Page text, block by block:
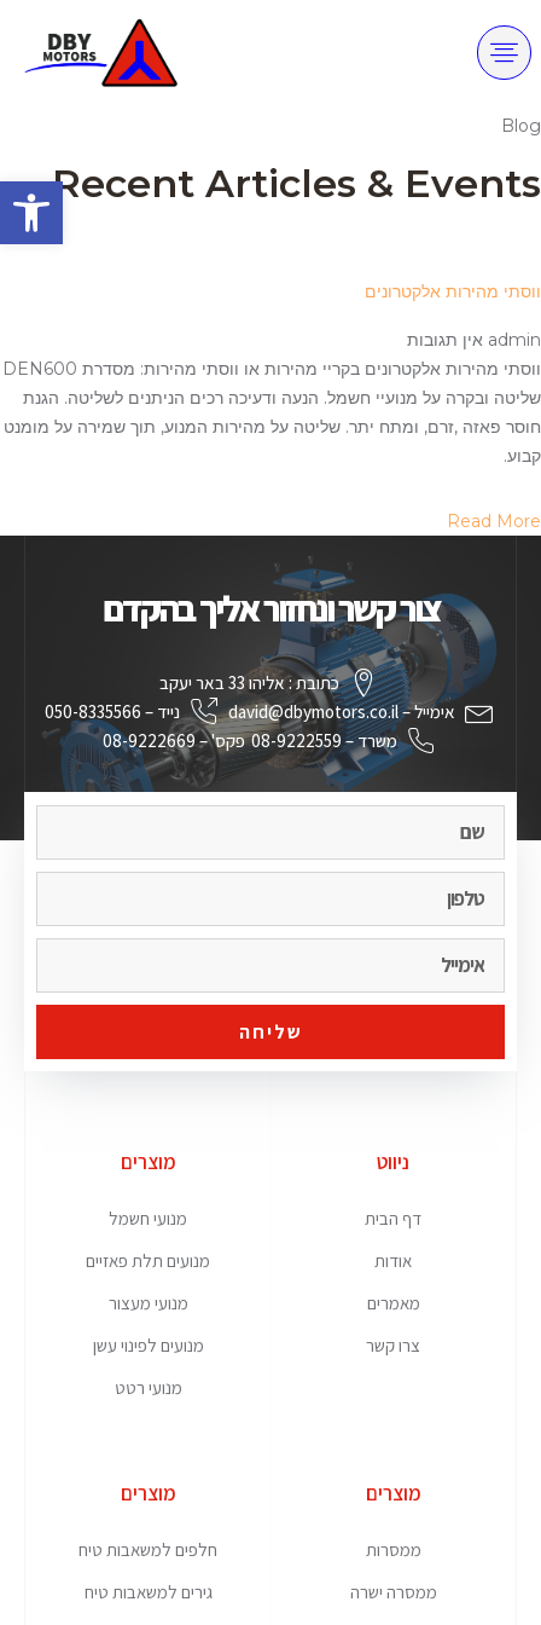
פתח
Blog
Recent Articles & Events
ווסתי מהירות אלקטרונים
admin אין תגובות
ווסתי מהירות אלקטרונים בקריי מהירות או ווסתי מהירות: מסדרת DEN600
שליטה ובקרה על מנועיי חשמל. הנעה ודעיכה רכים הניתנים לשליטה. הגנת
חוסר פאזה ,זרם, ומתח יתר. שליטה על מהירות המנוע, תוך שמירה על מומנט
קבוע.
Read More
צור קשר ונחזור אליך בהקדם
כתובת : אליהו 33 באר יעקב
אימייל – david@dbymotors.co.il
נייד – 050-8335566
משרד – 08-9222559
פקס' – 08-9222669
שליחה
ניווט
דף הבית
אודות
מאמרים
צרו קשר
מוצרים
מנועי חשמל
מנועים תלת פאזיים
מנועי מעצור
מנועים לפינוי עשן
מנועי רטט
מוצרים
ממסרות
ממסרה ישרה
מוצרים
חלפים למשאבות טיח
גירים למשאבות טיח